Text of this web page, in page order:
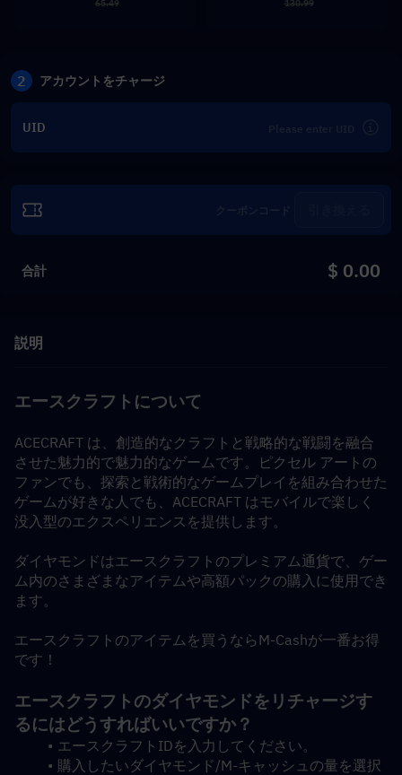
65.49 130.99
2 アカウントをチャージ
UID
合計 $ 0.00
説明
エースクラフトについて
ACECRAFT は、創造的なクラフトと戦略的な戦闘を融合
させた魅力的で魅力的なゲームです。ピクセル アートの
ファンでも、探索と戦術的なゲームプレイを組み合わせた
ゲームが好きな人でも、ACECRAFT はモバイルで楽しく
没入型のエクスペリエンスを提供します。
ダイヤモンドはエースクラフトのプレミアム通貨で、ゲー
ム内のさまざまなアイテムや高額パックの購入に使用でき
ます。
エースクラフトのアイテムを買うならM-Cashが一番お得
です！
エースクラフトのダイヤモンドをリチャージす
るにはどうすればいいですか？
エースクラフトIDを入力してください。
購入したいダイヤモンド/M-キャッシュの量を選択